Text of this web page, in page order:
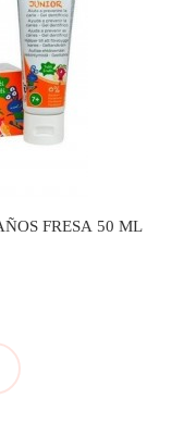
FRESA 50 ML